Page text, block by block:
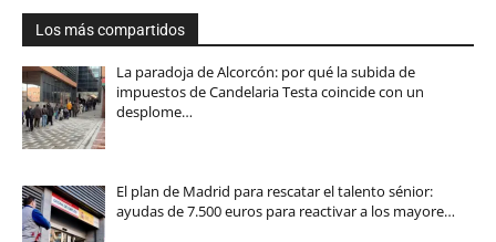
Los más compartidos
La paradoja de Alcorcón: por qué la subida de
impuestos de Candelaria Testa coincide con un
desplome…
El plan de Madrid para rescatar el talento sénior:
ayudas de 7.500 euros para reactivar a los mayore…